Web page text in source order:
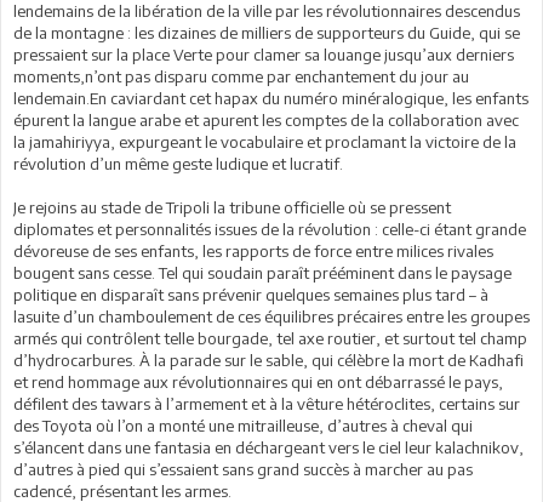
lendemains de la libération de la ville par les révolutionnaires descendus
de la montagne : les dizaines de milliers de supporteurs du Guide, qui se
pressaient sur la place Verte pour clamer sa louange jusqu’aux derniers
moments,n’ont pas disparu comme par enchantement du jour au
lendemain.En caviardant cet hapax du numéro minéralogique, les enfants
épurent la langue arabe et apurent les comptes de la collaboration avec
la jamahiriyya, expurgeant le vocabulaire et proclamant la victoire de la
révolution d’un même geste ludique et lucratif.
Je rejoins au stade de Tripoli la tribune officielle où se pressent
diplomates et personnalités issues de la révolution : celle-ci étant grande
dévoreuse de ses enfants, les rapports de force entre milices rivales
bougent sans cesse. Tel qui soudain paraît prééminent dans le paysage
politique en disparaît sans prévenir quelques semaines plus tard – à
lasuite d’un chamboulement de ces équilibres précaires entre les groupes
armés qui contrôlent telle bourgade, tel axe routier, et surtout tel champ
d’hydrocarbures. À la parade sur le sable, qui célèbre la mort de Kadhafi
et rend hommage aux révolutionnaires qui en ont débarrassé le pays,
défilent des tawars à l’armement et à la vêture hétéroclites, certains sur
des Toyota où l’on a monté une mitrailleuse, d’autres à cheval qui
s’élancent dans une fantasia en déchargeant vers le ciel leur kalachnikov,
d’autres à pied qui s’essaient sans grand succès à marcher au pas
cadencé, présentant les armes.